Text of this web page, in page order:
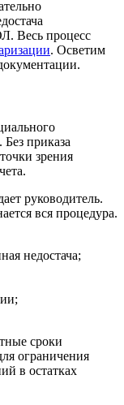
Весь процесс
. Осветим
приказа
зрения
руководитель.
вся процедура.
недостача;
сроки
ограничения
в остатках